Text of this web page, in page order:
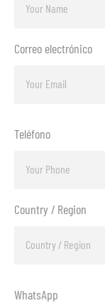
Correo electrónico
Teléfono
Country / Region
WhatsApp